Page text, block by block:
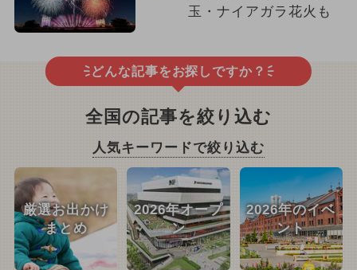
玉・ナイアガラ花火も
どんな記事をお探しですか？
全国の記事を絞り込む
人気キーワードで絞り込む
厳選お出かけ
まとめ
2026年オープ
ン
2026年のイベ
ント